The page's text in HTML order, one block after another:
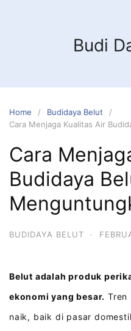
Budi
Home
Budidaya Belut
Cara Menjaga Kualitas Air
Cara
Budidaya
BUDIDAYA BELUT ·
Belut adalah produk
ekonomi yang besar. Tren
naik, baik di pasar